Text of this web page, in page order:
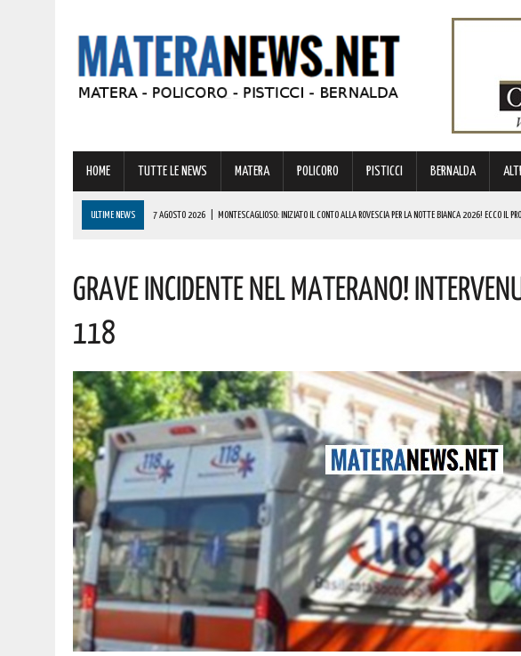
HOME TUTTE LE NEWS MATERA POLICORO PISTICCI BERNALDA
ULTIME NEWS 7 AGOSTO 2026 MONTESCAGLIOSO: INIZIATO IL CONTO ALLA ROVESCIA PER LA NOTTE BIANCA 2026! ECCO IL
A MATERA 1 MILIONE DI EURO PER IL RESTAURO DEGLI STRAORDINARI RITROVAMENTI ARCHEOLOGICI EMERSI NEL
7 AGOSTO 2026 | STRADA STATALE 7: IN VISTA DELL’ESODO ESTIVO RIMOSSO IL SEMAFORO SU QUESTO TRATTO
7 AGOSTO 2026
Grave Incidente Nel Materano!
118